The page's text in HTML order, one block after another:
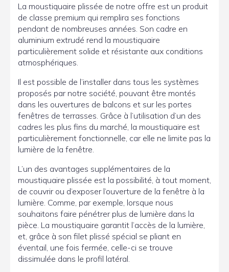
La moustiquaire plissée de notre offre est un produit
de classe premium qui remplira ses fonctions
pendant de nombreuses années. Son cadre en
aluminium extrudé rend la moustiquaire
particulièrement solide et résistante aux conditions
atmosphériques.
Il est possible de l’installer dans tous les systèmes
proposés par notre société, pouvant être montés
dans les ouvertures de balcons et sur les portes
fenêtres de terrasses. Grâce à l’utilisation d’un des
cadres les plus fins du marché, la moustiquaire est
particulièrement fonctionnelle, car elle ne limite pas la
lumière de la fenêtre.
L’un des avantages supplémentaires de la
moustiquaire plissée est la possibilité, à tout moment,
de couvrir ou d’exposer l’ouverture de la fenêtre à la
lumière. Comme, par exemple, lorsque nous
souhaitons faire pénétrer plus de lumière dans la
pièce. La moustiquaire garantit l’accès de la lumière,
et, grâce à son filet plissé spécial se pliant en
éventail, une fois fermée, celle-ci se trouve
dissimulée dans le profil latéral.